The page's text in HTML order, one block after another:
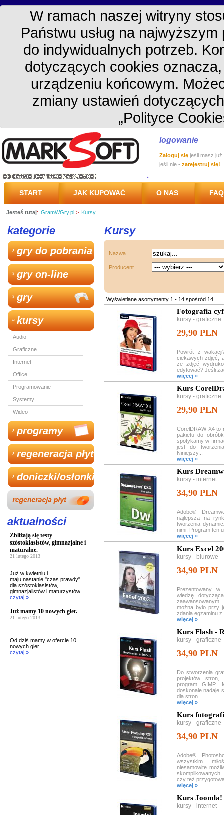
W ramach naszej witryny
Państwu usług na
do indywidualnych potrzeb.
dotyczących cookies
urządzeniu końcowym.
zmiany ustawień
„Polityce
logowanie
Zaloguj się jeśli masz już
jeśli nie - zarejestruj się!
START JAK KUPOWAĆ O NAS FAQ
PRZESYŁKA
Jesteś tutaj: GramWGry.pl > Kursy
kategorie
gry do pobrania
gry on-line
gry
kursy
Audio
Graficzne
Internet
Office
Programowanie
Systemy
Wideo
programy
regeneracja płyt
doniczki/osłonki
aktualności
Zbliżają się testy
szóstoklasistów, gimnazjalne i
maturalne.
21 lutego 2013
Już w kwietniu i
maju nastanie "czas prawdy"
dla szóstoklasistów,
gimnazjalistów i maturzystów.
czytaj »
Już mamy 10 nowych gier.
21 lutego 2013
Od dziś mamy w ofercie 10
nowych gier.
czytaj »
Kursy
Nazwa
Producent
Wyświetlane asortymenty 1 - 14 spośród 14
Fotografia
kursy - graficzne
29,90 PLN
Powrót z
ciekawych zdjęć,
ze zdjęć
edytować? Jeśli
więcej »
Kurs
kursy - graficzne
29,90 PLN
CorelDRAW X4 to
pakietu do
spotykamy w
jest do
Niniejszy...
więcej »
Kurs
kursy - internet
34,90 PLN
Adobe®
najlepszą na
tworzenia
nimi. Program ten
więcej »
Kurs Excel
kursy - biurowe
34,90 PLN
Prezentowany
wiedzę
można było przy
zdania egzaminu z
więcej »
Kurs Flash -
kursy - graficzne
34,90 PLN
Do stworzenia
projektów stron,
program GIMP.
doskonale nadaje
dla stron...
więcej »
Kurs
kursy - graficzne
34,90 PLN
Adobe®
wszystkim
niesamowite
czy też
więcej »
Kurs Joomla!
kursy - internet